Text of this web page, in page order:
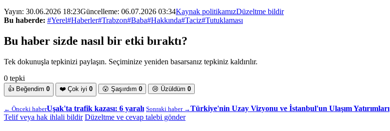
Yayın: 30.06.2026 18:23Güncelleme: 06.07.2026 03:34Kaynak politikamızDüzeltme bildir
Bu haberde: #Yerel#Haberler#Trabzon#Baba#Hakkında#Taciz#Tutuklaması
Bu haber sizde nasıl bir etki bıraktı?
Tek dokunuşla tepkinizi paylaşın. Seçiminize yeniden basarsanız tepkiniz kaldırılır.
0 tepki
👍 Beğendim 0 ❤️ Çok iyi 0 😮 Şaşırdım 0 😢 Üzüldüm 0
← Önceki haberUşak'ta trafik kazası: 6 yaralı Sonraki haber →Türkiye'nin Uzay Vizyonu ve İstanbul'un Ulaşım Yatırımları
Telif veya hak ihlali bildir Düzeltme ve cevap talebi gönder